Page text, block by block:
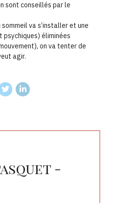
sont conseillés par le
va s’installer et une
psychiques) éliminées
on va tenter de
agir.
-